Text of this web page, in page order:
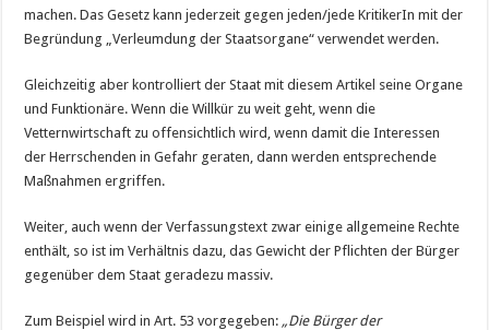
machen. Das Gesetz kann jederzeit gegen jeden/jede KritikerIn mit der
Begründung „Verleumdung der Staatsorgane“ verwendet werden.
Gleichzeitig aber kontrolliert der Staat mit diesem Artikel seine Organe
und Funktionäre. Wenn die Willkür zu weit geht, wenn die
Vetternwirtschaft zu offensichtlich wird, wenn damit die Interessen
der Herrschenden in Gefahr geraten, dann werden entsprechende
Maßnahmen ergriffen.
Weiter, auch wenn der Verfassungstext zwar einige allgemeine Rechte
enthält, so ist im Verhältnis dazu, das Gewicht der Pflichten der Bürger
gegenüber dem Staat geradezu massiv.
Zum Beispiel wird in Art. 53 vorgegeben: „Die Bürger der